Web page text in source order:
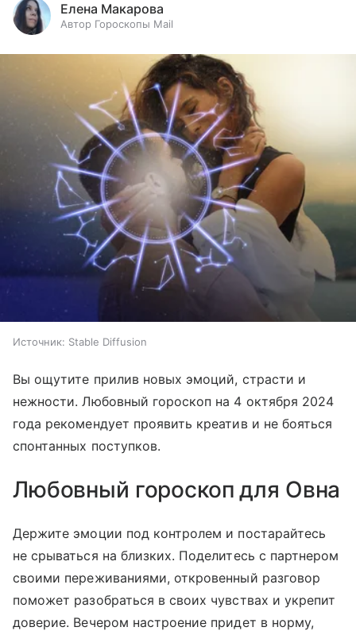
Елена Макарова
Автор Гороскопы Mail
Источник: Stable Diffusion
Вы ощутите прилив новых эмоций, страсти и
нежности. Любовный гороскоп на 4 октября 2024
года рекомендует проявить креатив и не бояться
спонтанных поступков.
Любовный гороскоп для Овна
Держите эмоции под контролем и постарайтесь
не срываться на близких. Поделитесь с партнером
своими переживаниями, откровенный разговор
поможет разобраться в своих чувствах и укрепит
доверие. Вечером настроение придет в норму,